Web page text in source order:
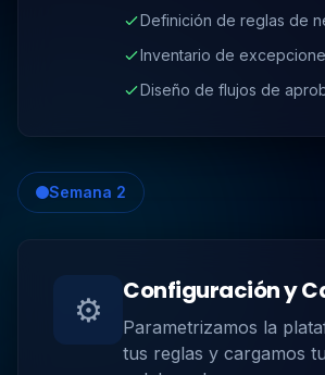
Definición de reglas de
Inventario de
Diseño de flujos de
Semana 2
⚙️ Configuración y
Parametrizamos la
tus reglas y cargamos